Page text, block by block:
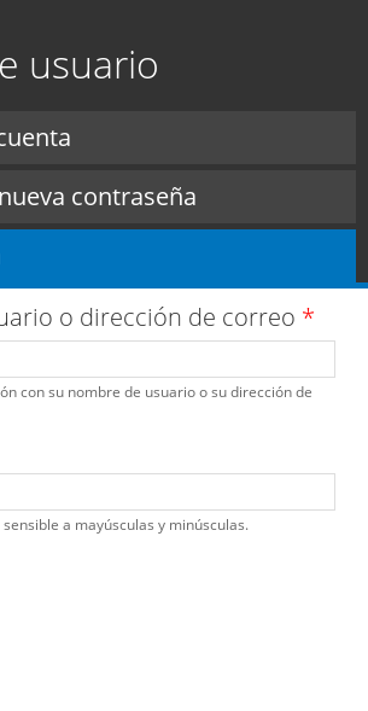
principal
usuario
contraseña
o dirección de correo *
con su nombre de usuario o su dirección de
a mayúsculas y minúsculas.